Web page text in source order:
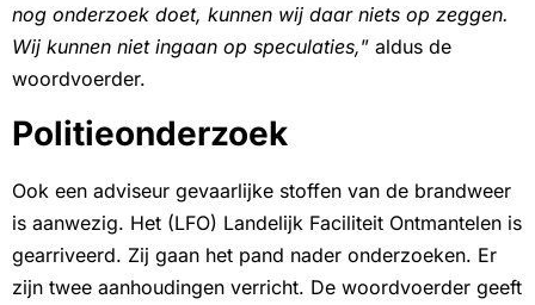
nog onderzoek doet, kunnen wij daar niets op zeggen.
Wij kunnen niet ingaan op speculaties,” aldus de
woordvoerder.
Politieonderzoek
Ook een adviseur gevaarlijke stoffen van de brandweer
is aanwezig. Het (LFO) Landelijk Faciliteit Ontmantelen is
gearriveerd. Zij gaan het pand nader onderzoeken. Er
zijn twee aanhoudingen verricht. De woordvoerder geeft